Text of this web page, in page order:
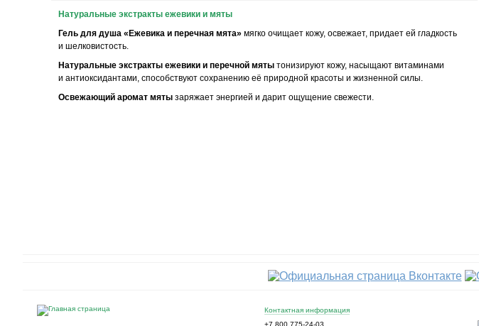
Натуральные экстракты ежевики и мяты
Гель для душа «Ежевика и перечная мята» мягко очищает кожу, освежает, придает ей гладкость
и шелковистость.
Натуральные экстракты ежевики и перечной мяты тонизируют кожу, насыщают витаминами
и антиоксидантами, способствуют сохранению её природной красоты и жизненной силы.
Освежающий аромат мяты заряжает энергией и дарит ощущение свежести.
Контактная информация
+7 800 775-24-03